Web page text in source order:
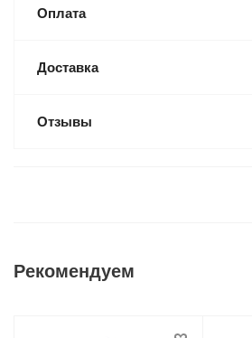
Оплата
Доставка
Отзывы
Рекомендуем